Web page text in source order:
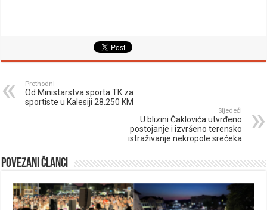
Prethodni
Od Ministarstva sporta TK za
sportiste u Kalesiji 28.250 KM
Sljedeći
U blizini Čaklovića utvrđeno
postojanje i izvršeno terensko
istraživanje nekropole srećeka
Povezani članci